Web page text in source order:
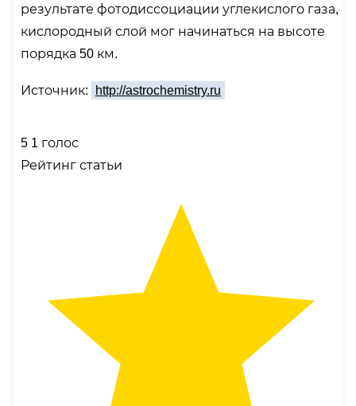
результате фотодиссоциации углекислого газа,
кислородный слой мог начинаться на высоте
порядка 50 км.
Источник: http://astrochemistry.ru
5 1 голос
Рейтинг статьи